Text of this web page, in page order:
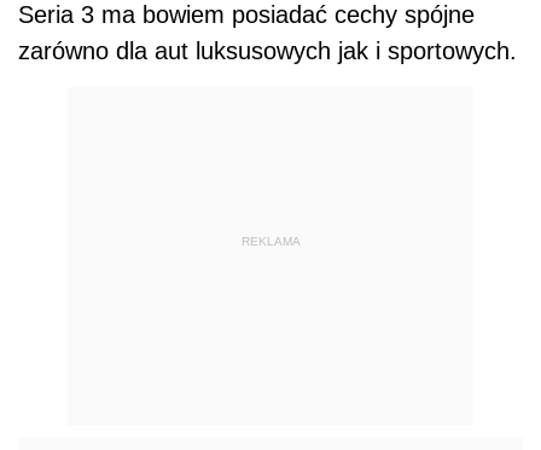
Seria 3 ma bowiem posiadać cechy spójne
zarówno dla aut luksusowych jak i sportowych.
REKLAMA